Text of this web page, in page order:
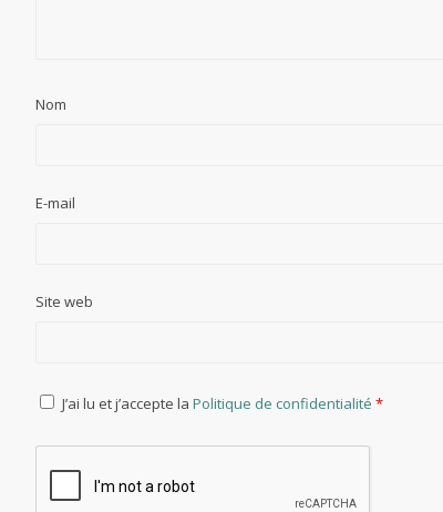
Nom
E-mail
Site web
J’ai lu et j’accepte la Politique de confidentialité *